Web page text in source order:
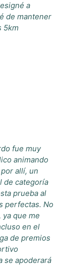
a
de mantener
5km
fue muy
animando
allí, un
de categoría
prueba al
perfectas. No
que me
en el
de premios
se apoderará